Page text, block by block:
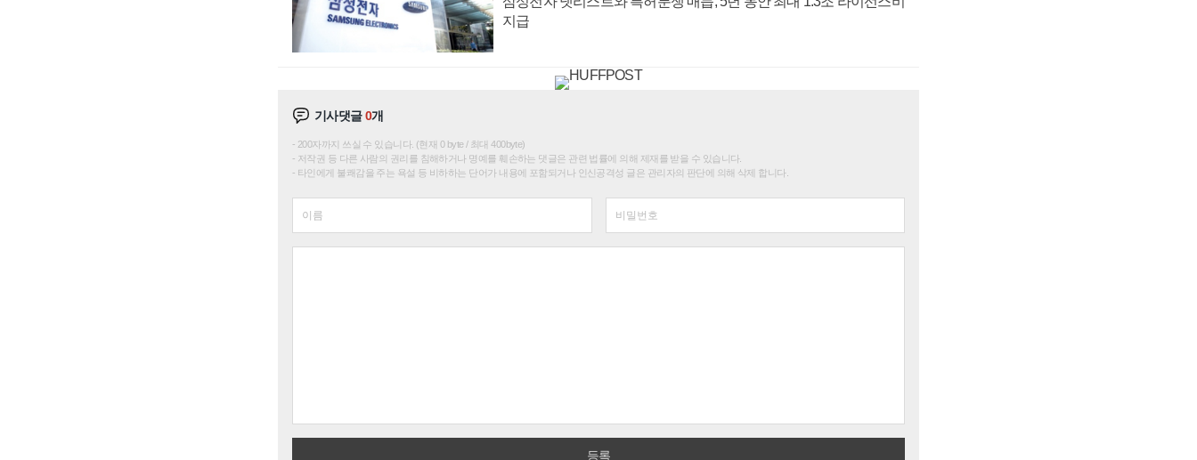
지급
기사댓글0개
200자까지 쓰실 수 있습니다. (현재 0 byte / 최대 400byte)
저작권 등 다른 사람의 권리를 침해하거나 명예를 훼손하는 댓글은 관련 법률에 의해 제재를 받을 수 있습니다.
타인에게 불쾌감을 주는 욕설 등 비하하는 단어가 내용에 포함되거나 인신공격성 글은 관리자의 판단에 의해 삭제 합니다.